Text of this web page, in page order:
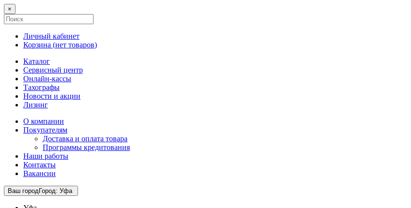
×
Личный кабинет
Корзина (нет товаров)
Каталог
Сервисный центр
Онлайн-кассы
Тахографы
Новости и акции
Лизинг
О компании
Покупателям
Доставка и оплата товара
Программы кредитования
Наши работы
Контакты
Вакансии
Ваш городГород: Уфа